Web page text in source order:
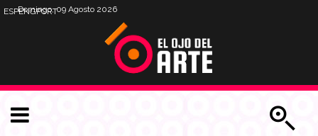
Domingo, 09 Agosto 2026
ESPENGPORT